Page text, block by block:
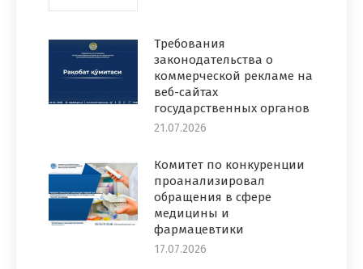
Требования
законодательства о
коммерческой рекламе на
веб-сайтах
государственных органов
21.07.2026
Комитет по конкуренции
проанализировал
обращения в сфере
медицины и
фармацевтики
17.07.2026